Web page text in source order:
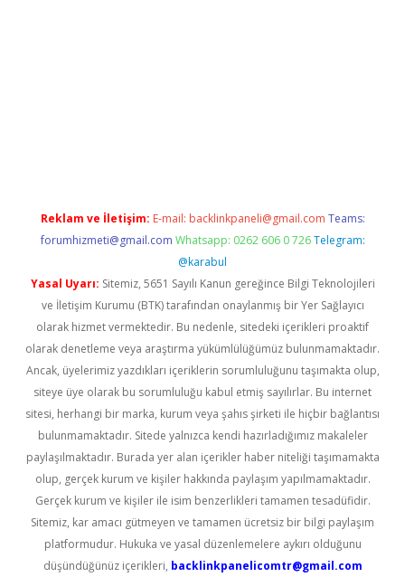
Reklam ve İletişim: E-mail: backlinkpaneli@gmail.com Teams:
forumhizmeti@gmail.com Whatsapp: 0262 606 0 726 Telegram:
@karabul
Yasal Uyarı: Sitemiz, 5651 Sayılı Kanun gereğince Bilgi Teknolojileri
ve İletişim Kurumu (BTK) tarafından onaylanmış bir Yer Sağlayıcı
olarak hizmet vermektedir. Bu nedenle, sitedeki içerikleri proaktif
olarak denetleme veya araştırma yükümlülüğümüz bulunmamaktadır.
Ancak, üyelerimiz yazdıkları içeriklerin sorumluluğunu taşımakta olup,
siteye üye olarak bu sorumluluğu kabul etmiş sayılırlar. Bu internet
sitesi, herhangi bir marka, kurum veya şahıs şirketi ile hiçbir bağlantısı
bulunmamaktadır. Sitede yalnızca kendi hazırladığımız makaleler
paylaşılmaktadır. Burada yer alan içerikler haber niteliği taşımamakta
olup, gerçek kurum ve kişiler hakkında paylaşım yapılmamaktadır.
Gerçek kurum ve kişiler ile isim benzerlikleri tamamen tesadüfidir.
Sitemiz, kar amacı gütmeyen ve tamamen ücretsiz bir bilgi paylaşım
platformudur. Hukuka ve yasal düzenlemelere aykırı olduğunu
düşündüğünüz içerikleri, backlinkpanelicomtr@gmail.com